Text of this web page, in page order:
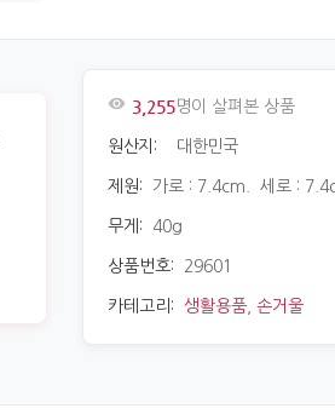
3,255명이 살펴본 상품
원산지: 대한민국
제원: 가로 : 7.4cm. 세로 :
무게: 40g
상품번호: 29601
카테고리: 생활용품 손거울